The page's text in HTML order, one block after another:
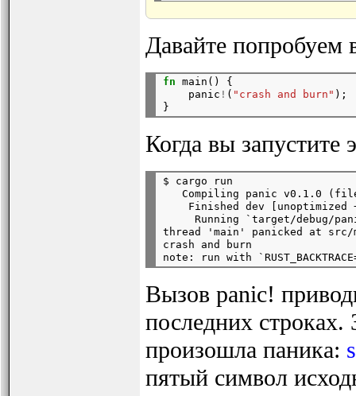
Давайте попробуем
fn main() {
    panic
! ( "crash and burn" );
Когда вы запустите
$ cargo run
Compiling panic v0.1.0
Finished dev [unoptimized
Running `target/debug/
thread 'main' panicked at
crash and burn
Вызов panic!
последних строках.
произошла паника:
пятый символ